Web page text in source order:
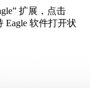
扩展，点击
Eagle 软件打开状